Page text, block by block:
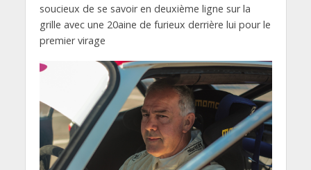
soucieux de se savoir en deuxième ligne sur la
grille avec une 20aine de furieux derrière lui pour le
premier virage